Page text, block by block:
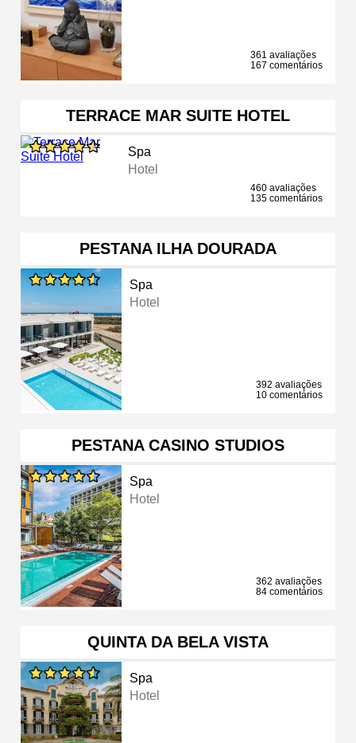
361 avaliações
167 comentários
TERRACE MAR SUITE HOTEL
Spa
Hotel
460 avaliações
135 comentários
PESTANA ILHA DOURADA
Spa
Hotel
392 avaliações
10 comentários
PESTANA CASINO STUDIOS
Spa
Hotel
362 avaliações
84 comentários
QUINTA DA BELA VISTA
Spa
Hotel